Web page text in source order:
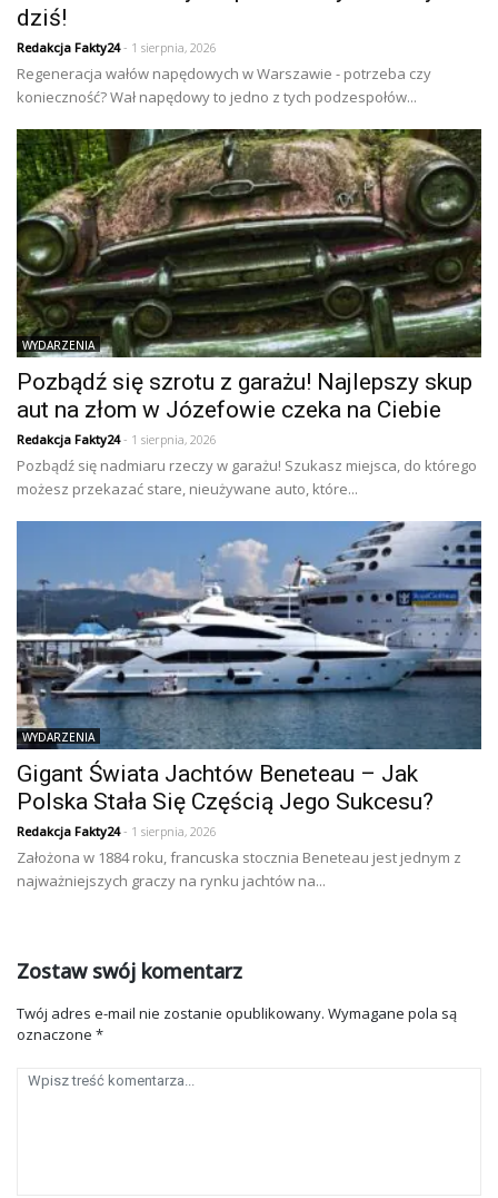
dziś!
Redakcja Fakty24- 1 sierpnia, 2026
Regeneracja wałów napędowych w Warszawie - potrzeba czy
konieczność? Wał napędowy to jedno z tych podzespołów...
WYDARZENIA
Pozbądź się szrotu z garażu! Najlepszy skup
aut na złom w Józefowie czeka na Ciebie
Redakcja Fakty24- 1 sierpnia, 2026
Pozbądź się nadmiaru rzeczy w garażu! Szukasz miejsca, do którego
możesz przekazać stare, nieużywane auto, które...
WYDARZENIA
Gigant Świata Jachtów Beneteau – Jak
Polska Stała Się Częścią Jego Sukcesu?
Redakcja Fakty24- 1 sierpnia, 2026
Założona w 1884 roku, francuska stocznia Beneteau jest jednym z
najważniejszych graczy na rynku jachtów na...
Zostaw swój komentarz
Twój adres e-mail nie zostanie opublikowany. Wymagane pola są
oznaczone *